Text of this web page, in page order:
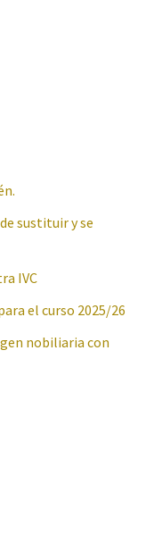
sustituir y se
IVC
el curso 2025/26
nobiliaria con